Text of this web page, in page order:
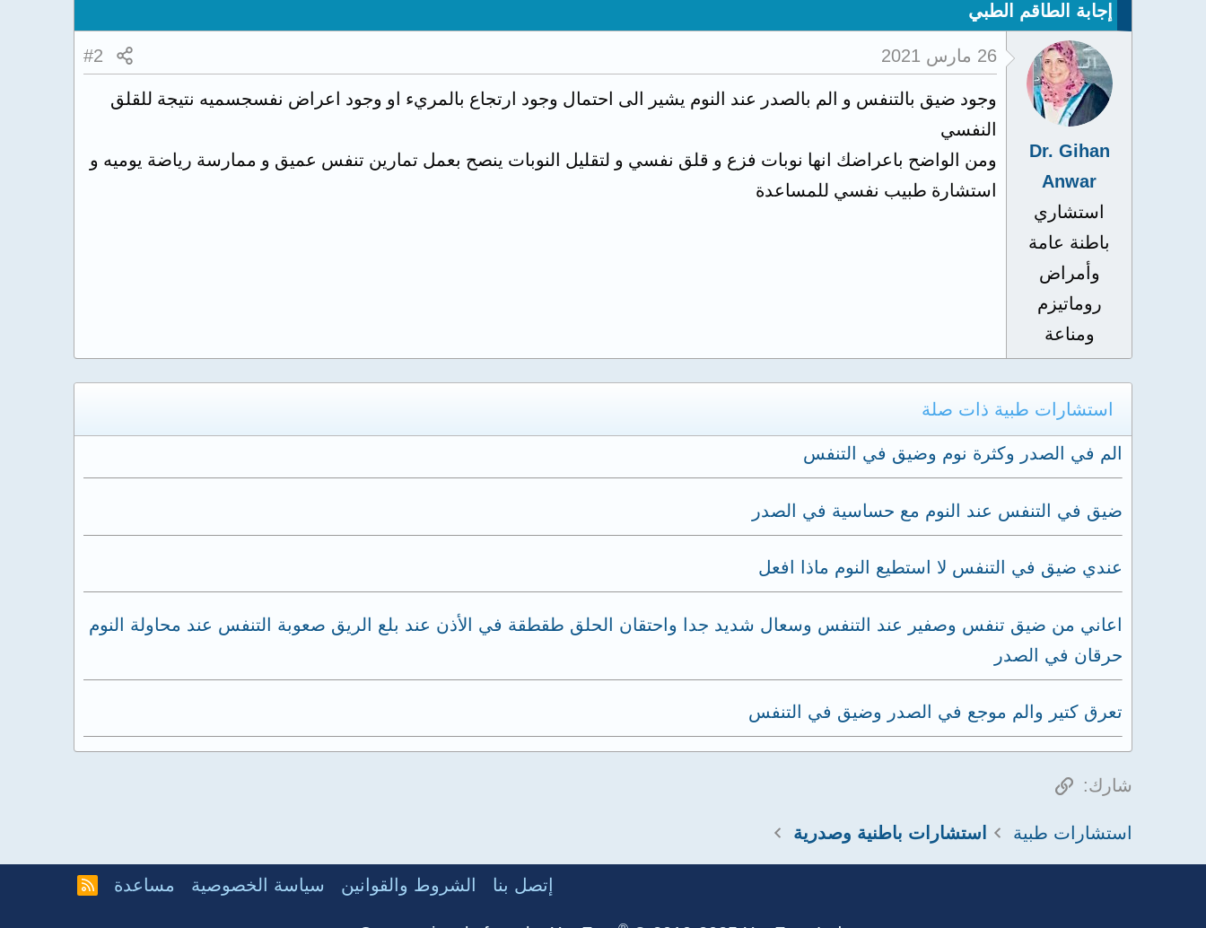
إجابة الطاقم الطبي
Dr. Gihan
Anwar
استشاري
باطنة عامة
وأمراض
روماتيزم
ومناعة
26 مارس 2021 #2
وجود ضيق بالتنفس و الم بالصدر عند النوم يشير الى احتمال وجود ارتجاع بالمريء او وجود اعراض نفسجسميه نتيجة للقلق
النفسي
ومن الواضح باعراضك انها نوبات فزع و قلق نفسي و لتقليل النوبات ينصح بعمل تمارين تنفس عميق و ممارسة رياضة يوميه و
استشارة طبيب نفسي للمساعدة
استشارات طبية ذات صلة
الم في الصدر وكثرة نوم وضيق في التنفس
ضيق في التنفس عند النوم مع حساسية في الصدر
عندي ضيق في التنفس لا استطيع النوم ماذا افعل
اعاني من ضيق تنفس وصفير عند التنفس وسعال شديد جدا واحتقان الحلق طقطقة في الأذن عند بلع الريق صعوبة التنفس عند محاولة النوم
حرقان في الصدر
تعرق كتير والم موجع في الصدر وضيق في التنفس
شارك: الرابط
استشارات طبية استشارات باطنية وصدرية
إتصل بنا الشروط والقوانين سياسة الخصوصية مساعدة